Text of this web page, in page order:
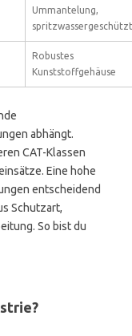
Ummantelung,
spritzwassergeschützt
Robustes
Kunststoffgehäuse
abhängt.
CAT-Klassen
Eine hohe
entscheidend
Schutzart,
So bist du